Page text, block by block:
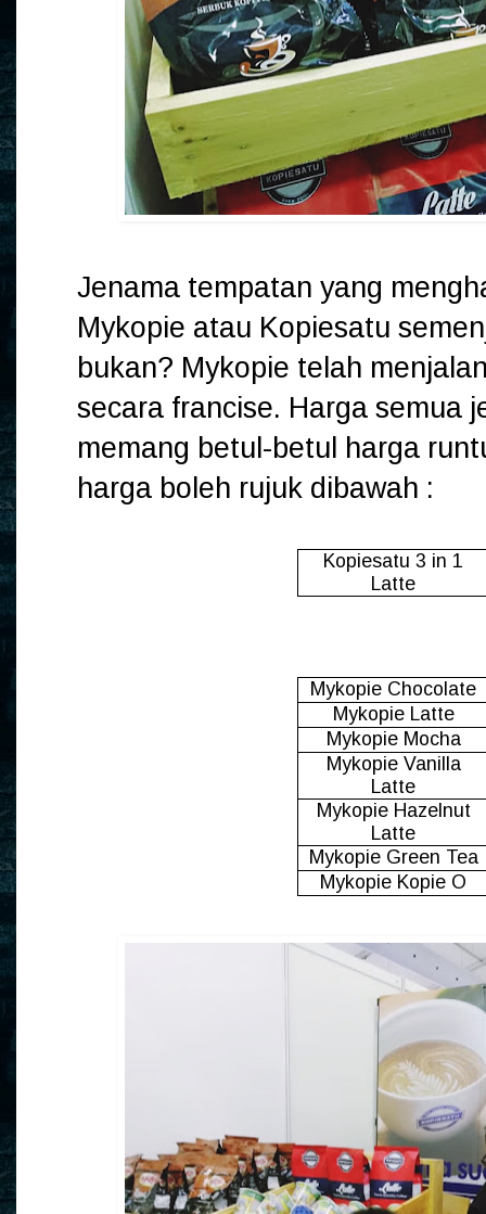
Jenama tempatan yang
Mykopie atau Kopiesatu
bukan? Mykopie telah
secara francise. Harga semua
memang betul-betul harga
harga boleh rujuk dibawah :
Kopiesatu 3 in 1
Latte
Mykopie Chocolate
Mykopie Latte
Mykopie Mocha
Mykopie Vanilla
Latte
Mykopie Hazelnut
Latte
Mykopie Green Tea
Mykopie Kopie O